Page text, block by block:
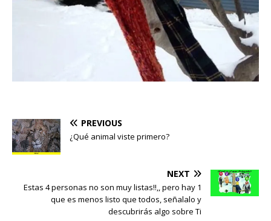
PREVIOUS
¿Qué animal viste primero?
NEXT
Estas 4 personas no son muy listas!!,, pero hay 1
que es menos listo que todos, señalalo y
descubrirás algo sobre Ti